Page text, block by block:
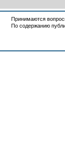
Принимаются
По содержанию